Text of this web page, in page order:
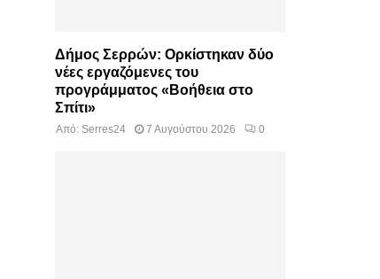
Δήμος Σερρών: Ορκίστηκαν δύο
νέες εργαζόμενες του
προγράμματος «Βοήθεια στο
Σπίτι»
Από: Serres24 7 Αυγούστου 2026 0